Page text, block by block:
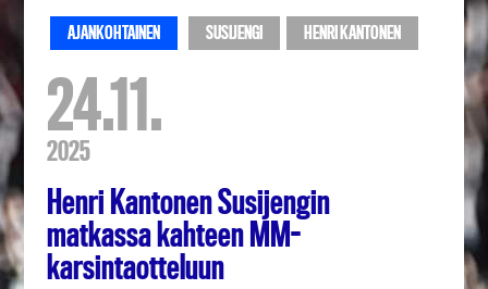
AJANKOHTAINEN SUSIJENGI HENRI KANTONEN
24.11.
2025
Henri Kantonen Susijengin
matkassa kahteen MM-
karsintaotteluun